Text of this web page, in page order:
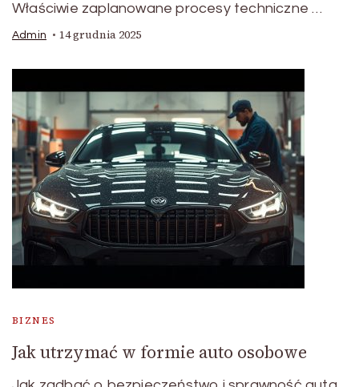
Właściwie zaplanowane procesy techniczne …
Admin 14 grudnia 2025
BIZNES
Jak utrzymać w formie auto osobowe